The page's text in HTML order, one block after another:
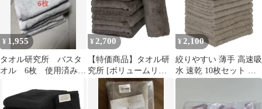
¥ 1,955
タオル研究所 バスタ
オル 6枚 使用済み
巾 タオル研究所
¥ 2,700
【特価商品】タオル研
究所 [ボリュームリッ
チ] #003 フェイスタオ
ル チャコールグレー 5
枚セット ホテル仕様 厚
¥ 2,100
絞りやすい 薄手 高速吸
水 速乾 10枚セット 耐
久性 ほうじ茶色 綿
ハンドタオル 305GSM